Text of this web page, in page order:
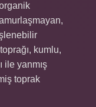
kumlu,
ile yanmış
toprak